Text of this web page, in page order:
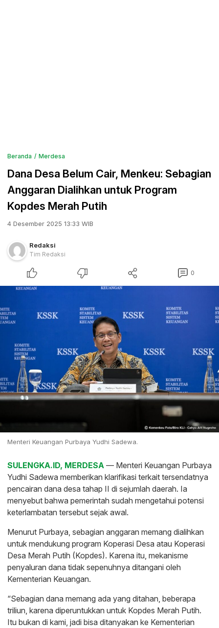
Beranda Merdesa
Dana Desa Belum Cair, Menkeu: Sebagian
Anggaran Dialihkan untuk Program
Kopdes Merah Putih
4 Desember 2025 13:33 WIB
Redaksi
Tim Redaksi
0
Menteri Keuangan Purbaya Yudhi Sadewa.
SULENGKA.ID, MERDESA — Menteri Keuangan Purbaya
Yudhi Sadewa memberikan klarifikasi terkait tersendatnya
pencairan dana desa tahap II di sejumlah daerah. Ia
menyebut bahwa pemerintah sudah mengetahui potensi
keterlambatan tersebut sejak awal.
Menurut Purbaya, sebagian anggaran memang dialihkan
untuk mendukung program Koperasi Desa atau Koperasi
Desa Merah Putih (Kopdes). Karena itu, mekanisme
penyaluran dana tidak sepenuhnya ditangani oleh
Kementerian Keuangan.
“Sebagian dana memang ada yang ditahan, beberapa
triliun, karena diperuntukkan untuk Kopdes Merah Putih.
Itu bukan di kami, jadi bisa ditanyakan ke Kementerian